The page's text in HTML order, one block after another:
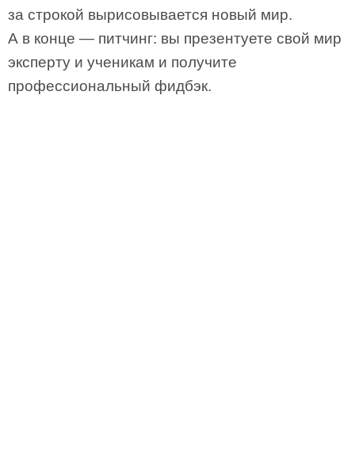
за строкой вырисовывается новый мир.
А в конце — питчинг: вы презентуете свой мир
эксперту и ученикам и получите
профессиональный фидбэк.